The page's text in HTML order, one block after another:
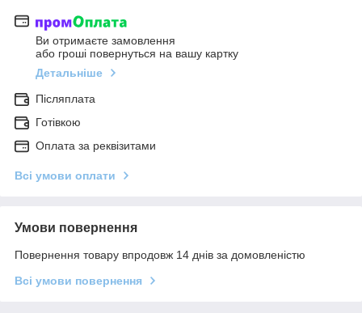
Ви отримаєте замовлення
або гроші повернуться на вашу картку
Детальніше
Післяплата
Готівкою
Оплата за реквізитами
Всі умови оплати
Умови повернення
Повернення товару впродовж 14 днів за домовленістю
Всі умови повернення